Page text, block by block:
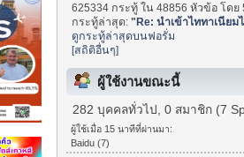
625334 กระทู้ ใน 48856 หัวข้อ โด
กระทู้ล่าสุด:"Re: นำเข้าไททาเนียม
ดูกระทู้ล่าสุดบนฟอรั่ม
[สถิติอื่นๆ]
ผู้ใช้งานขณะนี้
282 บุคคลทั่วไป, 0 สมาชิก (7
ผู้ใช้เมื่อ 15 นาทีที่ผ่านมา:
Baidu (7)